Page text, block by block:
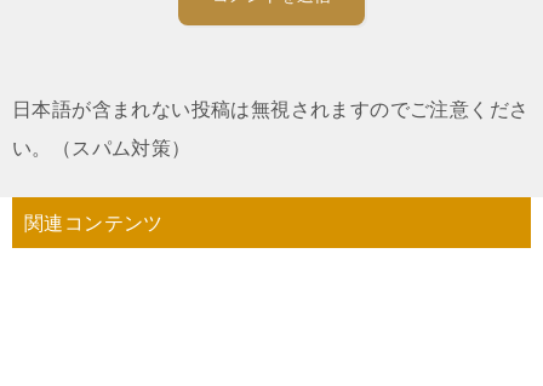
日本語が含まれない投稿は無視されますのでご注意くださ
い。（スパム対策）
関連コンテンツ